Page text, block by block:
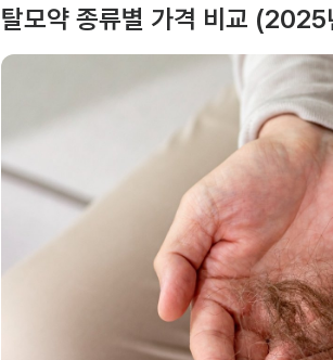
탈모약 종류별 가격 비교 (2025